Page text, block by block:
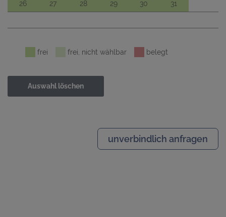
26
27 28 29 30 31
frei frei, nicht wählbar belegt
Auswahl löschen
unverbindlich anfragen